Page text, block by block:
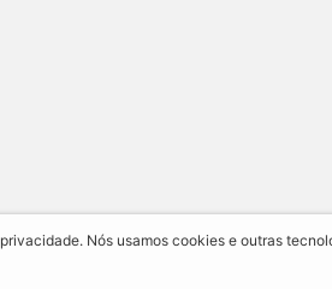
Nós usamos cookies e outras